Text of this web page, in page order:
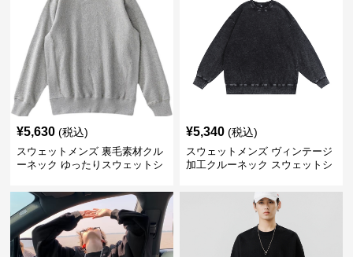
¥5,630 (税込)
スウェットメンズ 裏毛素材クル
ーネック ゆったりスウェットシ
¥5,340 (税込)
スウェットメンズ ヴィンテージ
加工クルーネック スウェットシ